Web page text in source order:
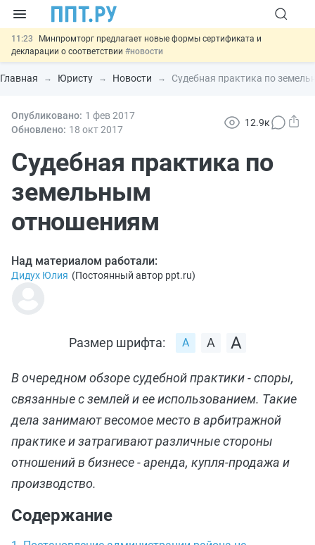
11:23
Минпромторг предлагает новые формы сертификата и
декларации о соответствии #новости
10:09 Риск атак БПЛА можно учитывать при оценке профрисков
#новости
05.08 Обновили сообщения НПФ о договорах НПО и долгосрочных
сбережений#новости
#новости
Главная Юристу Новости Судебная практика по
Опубликовано: 1 фев2017
Обновлено: 18 окт2017
12.9к
Судебная практика по
земельным
отношениям
Над материалом работали:
Дидух Юлия (Постоянный автор ppt.ru)
Размер шрифта:
В очередном обзоре судебной практики - споры,
связанные с землей и ее использованием. Такие
дела занимают весомое место в арбитражной
практике и затрагивают различные стороны
отношений в бизнесе - аренда, купля-продажа и
производство.
Содержание